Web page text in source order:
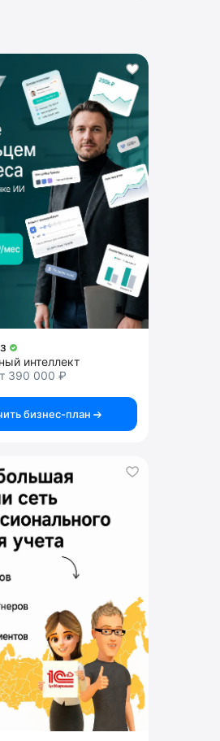
интеллект
390 000 ₽
бизнес-план